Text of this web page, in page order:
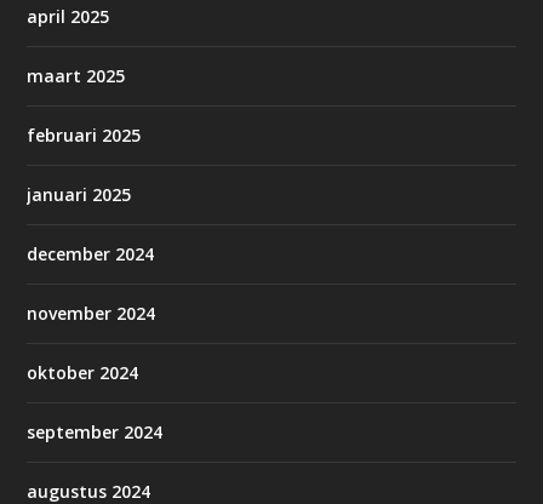
april 2025
maart 2025
februari 2025
januari 2025
december 2024
november 2024
oktober 2024
september 2024
augustus 2024